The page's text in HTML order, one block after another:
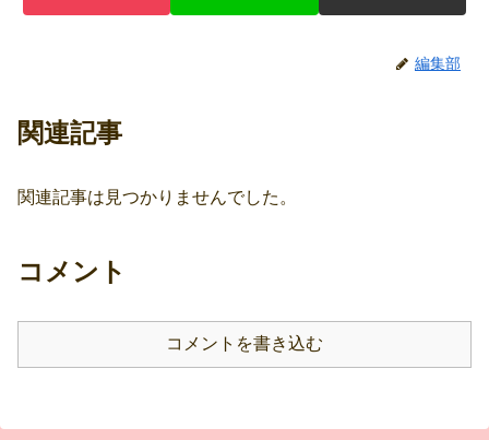
編集部
関連記事
関連記事は見つかりませんでした。
コメント
コメントを書き込む